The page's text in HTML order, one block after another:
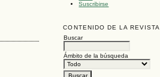
Suscribirse
CONTENIDO DE LA REVISTA
Buscar
Ámbito de la búsqueda